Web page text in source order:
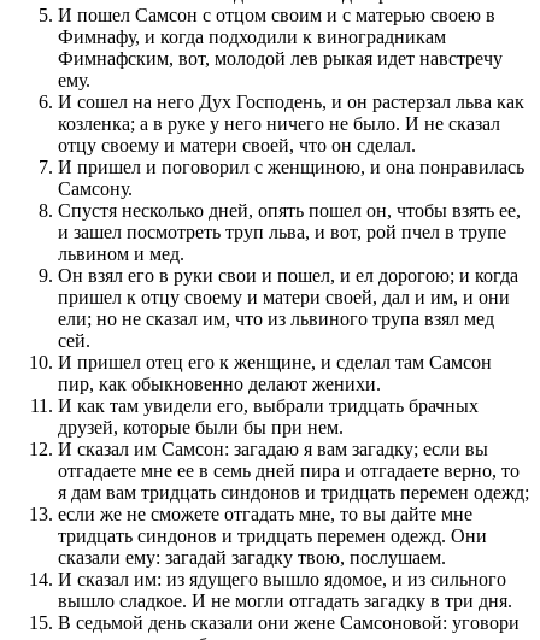
И пошел Самсон с отцом своим и с матерью своею в
Фимнафу, и когда подходили к виноградникам
Фимнафским, вот, молодой лев рыкая идет навстречу
ему.
И сошел на него Дух Господень, и он растерзал льва как
козленка; а в руке у него ничего не было. И не сказал
отцу своему и матери своей, что он сделал.
И пришел и поговорил с женщиною, и она понравилась
Самсону.
Спустя несколько дней, опять пошел он, чтобы взять ее,
и зашел посмотреть труп льва, и вот, рой пчел в трупе
львином и мед.
Он взял его в руки свои и пошел, и ел дорогою; и когда
пришел к отцу своему и матери своей, дал и им, и они
ели; но не сказал им, что из львиного трупа взял мед
сей.
И пришел отец его к женщине, и сделал там Самсон
пир, как обыкновенно делают женихи.
И как там увидели его, выбрали тридцать брачных
друзей, которые были бы при нем.
И сказал им Самсон: загадаю я вам загадку; если вы
отгадаете мне ее в семь дней пира и отгадаете верно, то
я дам вам тридцать синдонов и тридцать перемен одежд;
если же не сможете отгадать мне, то вы дайте мне
тридцать синдонов и тридцать перемен одежд. Они
сказали ему: загадай загадку твою, послушаем.
И сказал им: из ядущего вышло ядомое, и из сильного
вышло сладкое. И не могли отгадать загадку в три дня.
В седьмой день сказали они жене Самсоновой: уговори